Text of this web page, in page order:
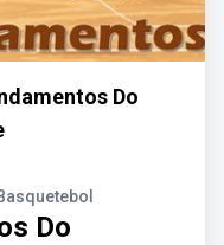
Do
Do